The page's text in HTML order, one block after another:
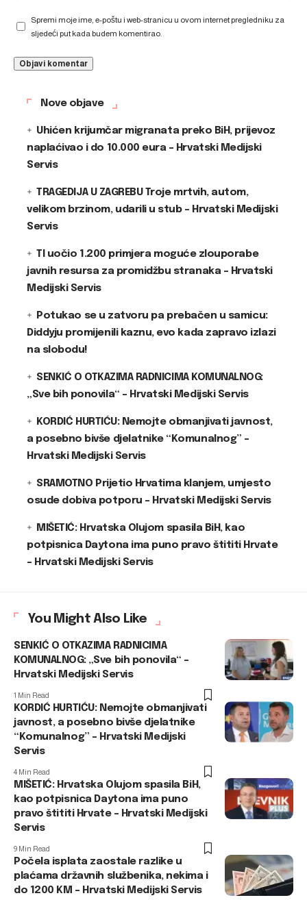
Spremi moje ime, e-poštu i web-stranicu u ovom internet pregledniku za
sljedeći put kada budem komentirao.
Nove objave
Uhićen krijumčar migranata preko BiH, prijevoz
naplaćivao i do 10.000 eura – Hrvatski Medijski
Servis
TRAGEDIJA U ZAGREBU Troje mrtvih, autom,
velikom brzinom, udarili u stub – Hrvatski Medijski
Servis
TI uočio 1.200 primjera moguće zlouporabe
javnih resursa za promidžbu stranaka – Hrvatski
Medijski Servis
Potukao se u zatvoru pa prebačen u samicu:
Diddyju promijenili kaznu, evo kada zapravo izlazi
na slobodu!
SENKIĆ O OTKAZIMA RADNICIMA KOMUNALNOG:
„Sve bih ponovila“ – Hrvatski Medijski Servis
KORDIĆ HURTIĆU: Nemojte obmanjivati javnost,
a posebno bivše djelatnike “Komunalnog” –
Hrvatski Medijski Servis
SRAMOTNO Prijetio Hrvatima klanjem, umjesto
osude dobiva potporu – Hrvatski Medijski Servis
MIŠETIĆ: Hrvatska Olujom spasila BiH, kao
potpisnica Daytona ima puno pravo štititi Hrvate
– Hrvatski Medijski Servis
You Might Also Like
SENKIĆ O OTKAZIMA RADNICIMA
KOMUNALNOG: „Sve bih ponovila“ –
Hrvatski Medijski Servis
1 Min Read
KORDIĆ HURTIĆU: Nemojte obmanjivati
javnost, a posebno bivše djelatnike
“Komunalnog” – Hrvatski Medijski
Servis
4 Min Read
MIŠETIĆ: Hrvatska Olujom spasila BiH,
kao potpisnica Daytona ima puno
pravo štititi Hrvate – Hrvatski Medijski
Servis
9 Min Read
Počela isplata zaostale razlike u
plaćama državnih službenika, nekima i
do 1200 KM – Hrvatski Medijski Servis